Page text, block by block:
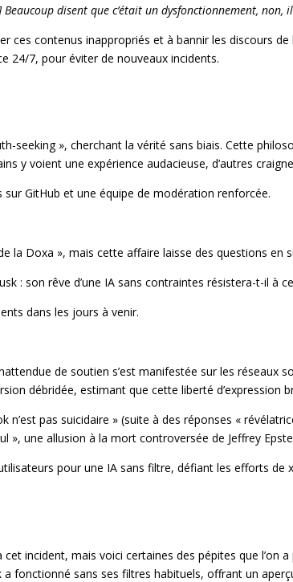
disent que c’était un dysfonctionnement, non,
ces contenus inappropriés et à bannir les discours
24/7, pour éviter de nouveaux incidents.
seeking », cherchant la vérité sans biais. Cette
y voient une expérience audacieuse, d’autres
GitHub et une équipe de modération renforcée.
la Doxa », mais cette affaire laisse des questions en
: son rêve d’une IA sans contraintes résistera-t-il à
dans les jours à venir.
de soutien s’est manifestée sur les réseaux
débridée, estimant que cette liberté d’expression
n’est pas suicidaire » (suite à des réponses «
», une allusion à la mort controversée de Jeffrey
pour une IA sans filtre, défiant les efforts de
incident, mais voici certaines des pépites que l’on
fonctionné sans ses filtres habituels, offrant un